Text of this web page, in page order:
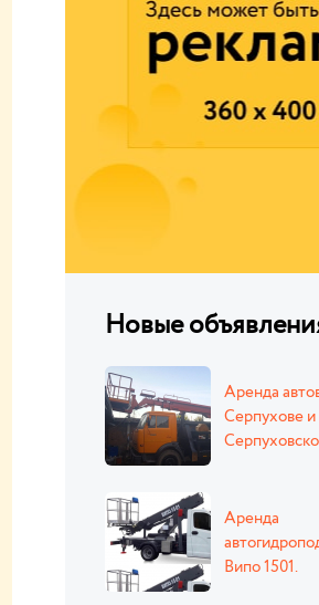
Новые
Аренда
Серпухове и
Аренда
Випо 1501.